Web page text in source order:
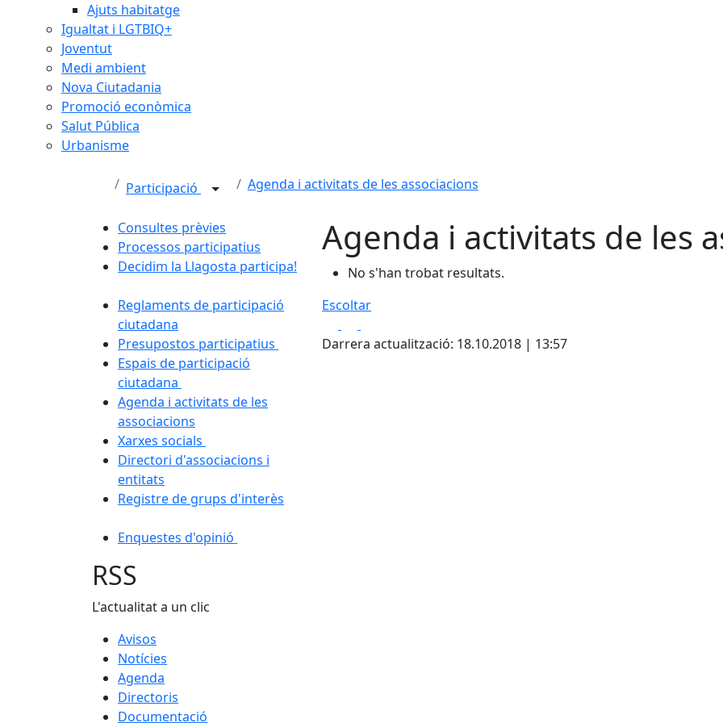
Ajuts habitatge
Igualtat i LGTBIQ+
Joventut
Medi ambient
Nova Ciutadania
Promoció econòmica
Salut Pública
Urbanisme
Participació Agenda i activitats de les associacions
Consultes prèvies
Processos participatius
Decidim la Llagosta participa!
Reglaments de participació
ciutadana
Presupostos participatius
Espais de participació
ciutadana
Agenda i activitats de les
associacions
Xarxes socials
Directori d'associacions i
entitats
Registre de grups d'interès
Enquestes d'opinió
Agenda i activitats de les
No s'han trobat resultats.
Escoltar
Darrera actualització: 18.10.2018 | 13:57
RSS
L'actualitat a un clic
Avisos
Notícies
Agenda
Directoris
Documentació